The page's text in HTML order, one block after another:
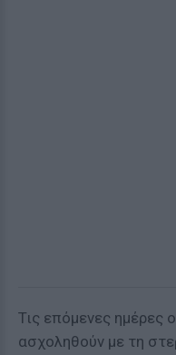
Τις επόμενες ημέρες
ασχοληθούν με τη